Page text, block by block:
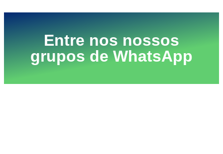
Entre nos nossos
grupos de WhatsApp